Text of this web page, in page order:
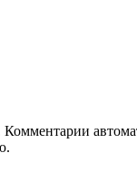
Комментарии